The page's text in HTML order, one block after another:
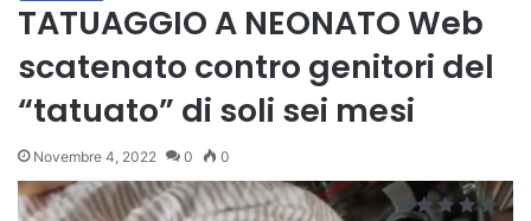
TATUAGGIO A NEONATO Web
scatenato contro genitori del
“tatuato” di soli sei mesi
Novembre 4, 2022 0 0